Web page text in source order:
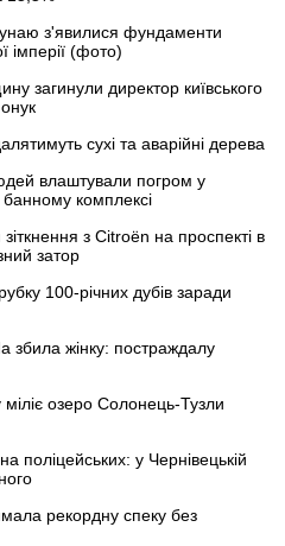
з'явилися фундаменти
імперії (фото)
загинули директор київського
сухі та аварійні дерева
влаштували погром у
банному комплексі
з Citroën на проспекті в
затор
100-річних дубів заради
збила жінку: постраждалу
озеро Солонець-Тузли
поліцейських: у Чернівецькій
рекордну спеку без